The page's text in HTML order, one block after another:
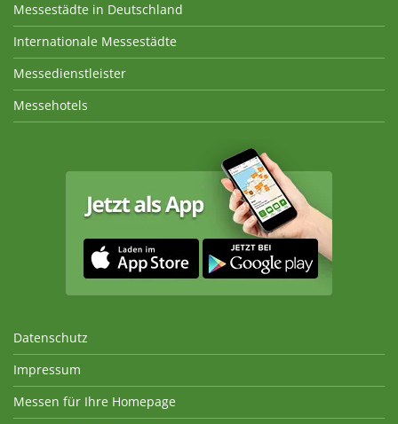
Messestädte in Deutschland
Internationale Messestädte
Messedienstleister
Messehotels
Datenschutz
Impressum
Messen für Ihre Homepage